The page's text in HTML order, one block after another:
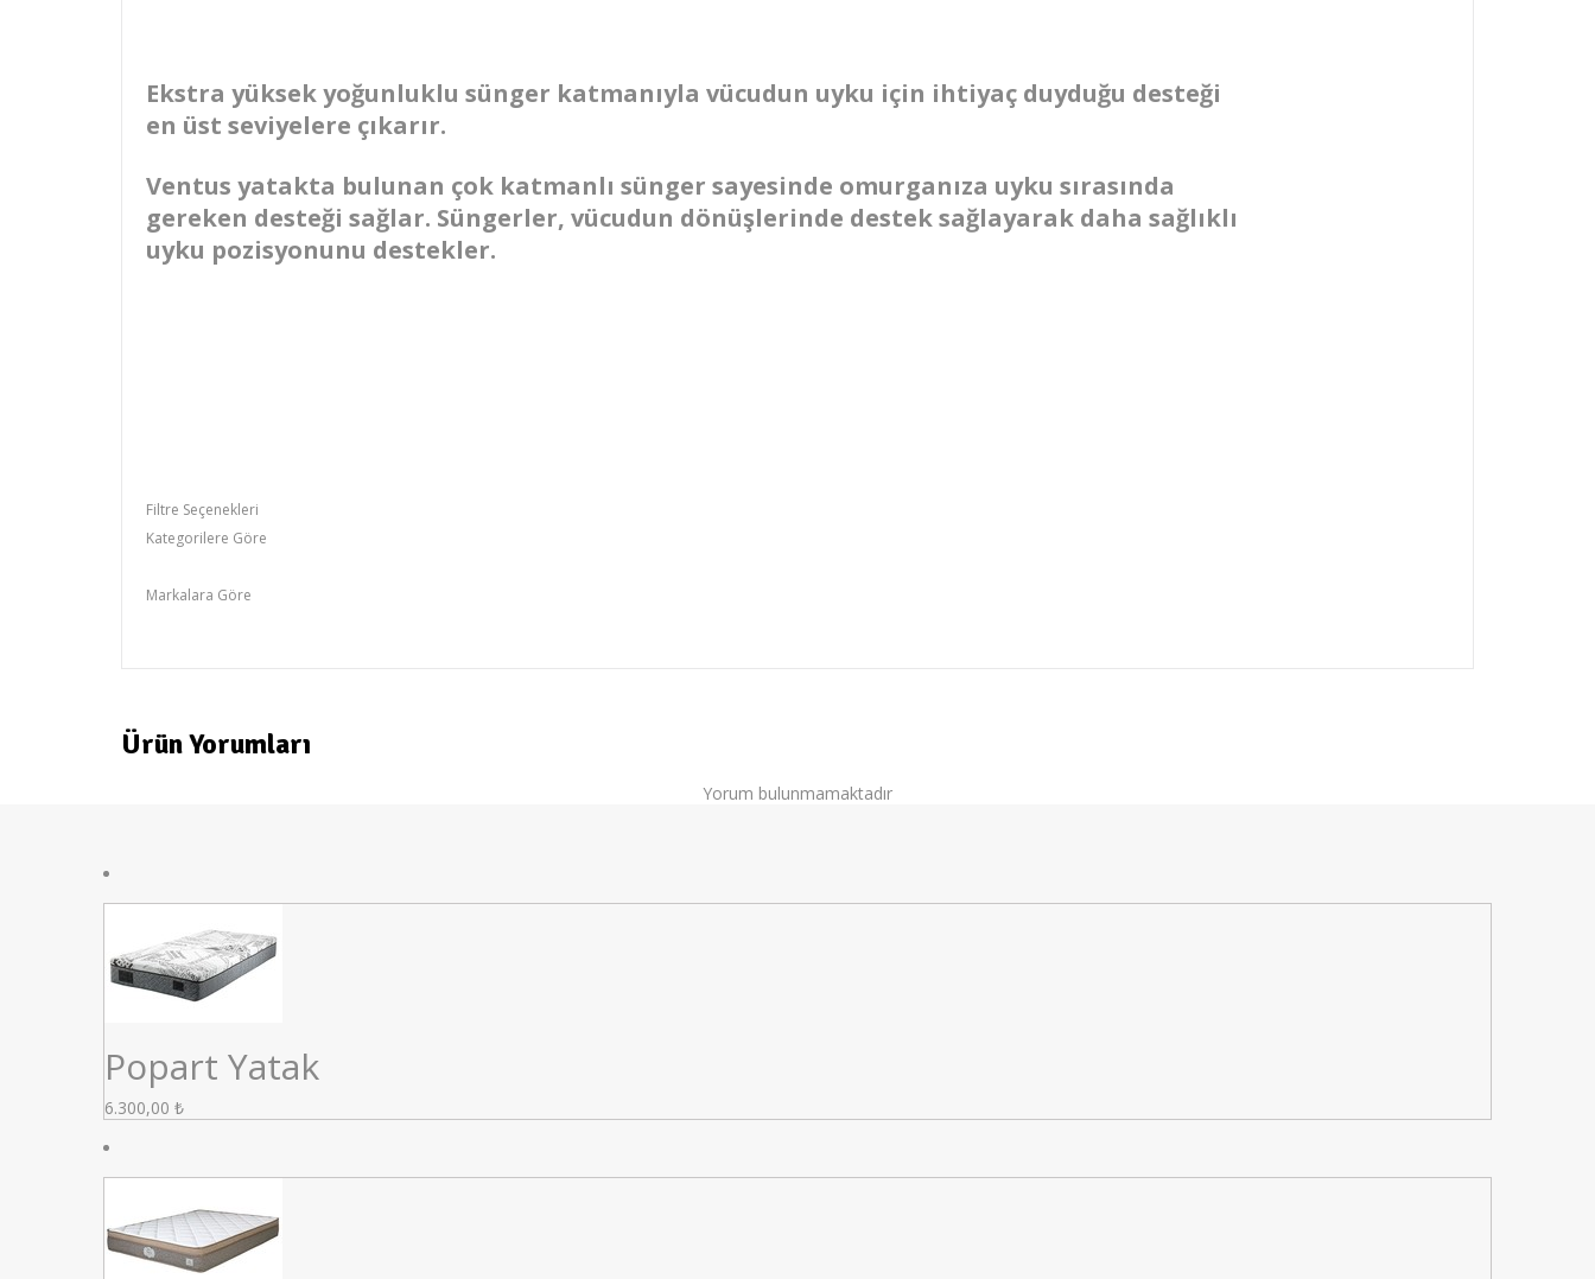
Ekstra yüksek yoğunluklu sünger katmanıyla vücudun uyku için ihtiyaç duyduğu desteği
en üst seviyelere çıkarır.
Ventus yatakta bulunan çok katmanlı sünger sayesinde omurganıza uyku sırasında
gereken desteği sağlar. Süngerler, vücudun dönüşlerinde destek sağlayarak daha sağlıklı
uyku pozisyonunu destekler.
Filtre Seçenekleri
Kategorilere Göre
Markalara Göre
Ürün Yorumları
Yorum bulunmamaktadır
Popart Yatak
6.300,00 ₺